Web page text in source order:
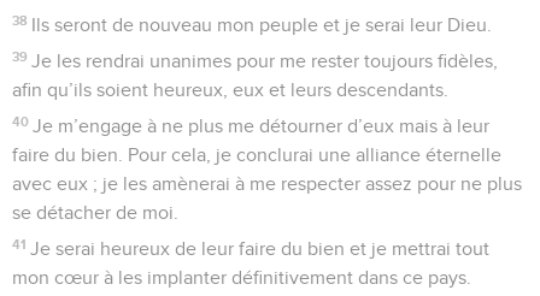
38 Ils seront de nouveau mon peuple et je serai leur Dieu.
39 Je les rendrai unanimes pour me rester toujours fidèles,
afin qu’ils soient heureux, eux et leurs descendants.
40 Je m’engage à ne plus me détourner d’eux mais à leur
faire du bien. Pour cela, je conclurai une alliance éternelle
avec eux ; je les amènerai à me respecter assez pour ne plus
se détacher de moi.
41 Je serai heureux de leur faire du bien et je mettrai tout
mon cœur à les implanter définitivement dans ce pays.